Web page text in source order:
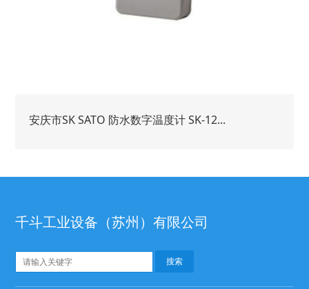
安庆市SK SATO 防水数字温度计 SK-12...
千斗工业设备（苏州）有限公司